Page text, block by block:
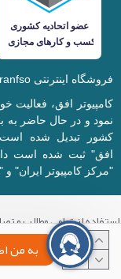
به من
فروشگاه اینترنتی iranfso (کامپیوتر افق)
نمود و در حال حاضر به
کشور تبدیل شده
افق" ثبت شده است
"مرکز کامپیوتر ایران" و
استفاده از تمامی مطالب و